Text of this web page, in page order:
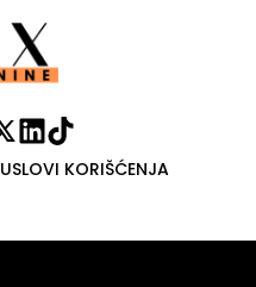
USLOVI KORIŠĆENJA